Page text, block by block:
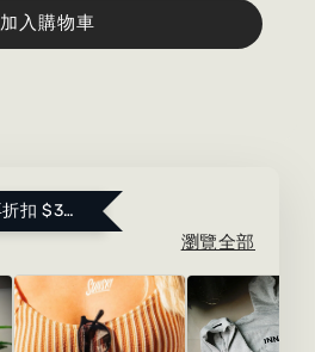
加入購物車
加購指定衣物就能再折扣 $300 ！點這裡看更多～
瀏覽全部